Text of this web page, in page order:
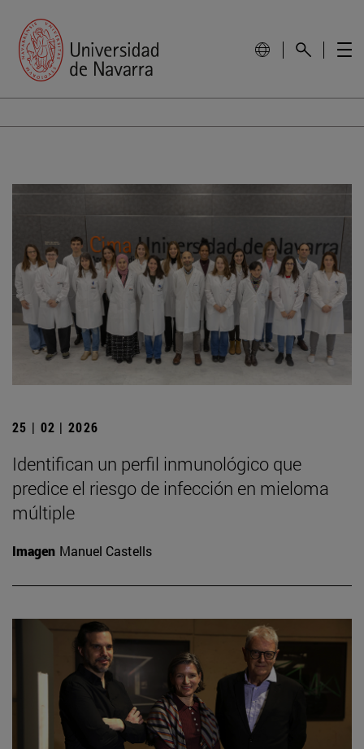
25 | 02 | 2026
Identifican un perfil inmunológico que
predice el riesgo de infección en mieloma
múltiple
Imagen Manuel Castells